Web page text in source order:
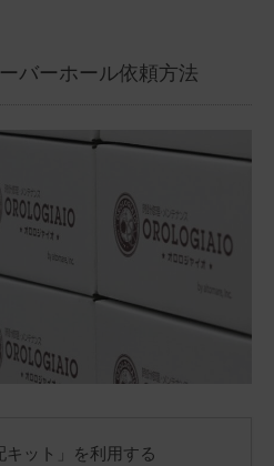
バーホール依頼方法
ット」を利用する